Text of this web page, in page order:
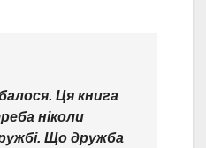
Ця книга
ніколи
Що дружба